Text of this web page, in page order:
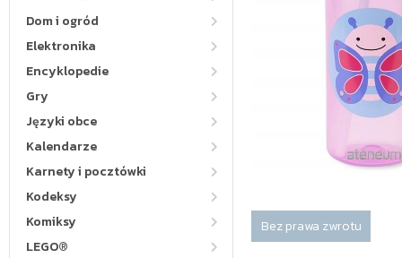
Dom i ogród
Elektronika
Encyklopedie
Gry
Języki obce
Kalendarze
Karnety i pocztówki
Kodeksy
Komiksy
LEGO®
Bez prawa zwrotu